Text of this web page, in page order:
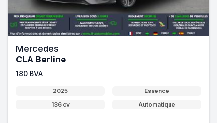
Mercedes
CLA Berline
180 BVA
2025
Essence
136 cv
Automatique